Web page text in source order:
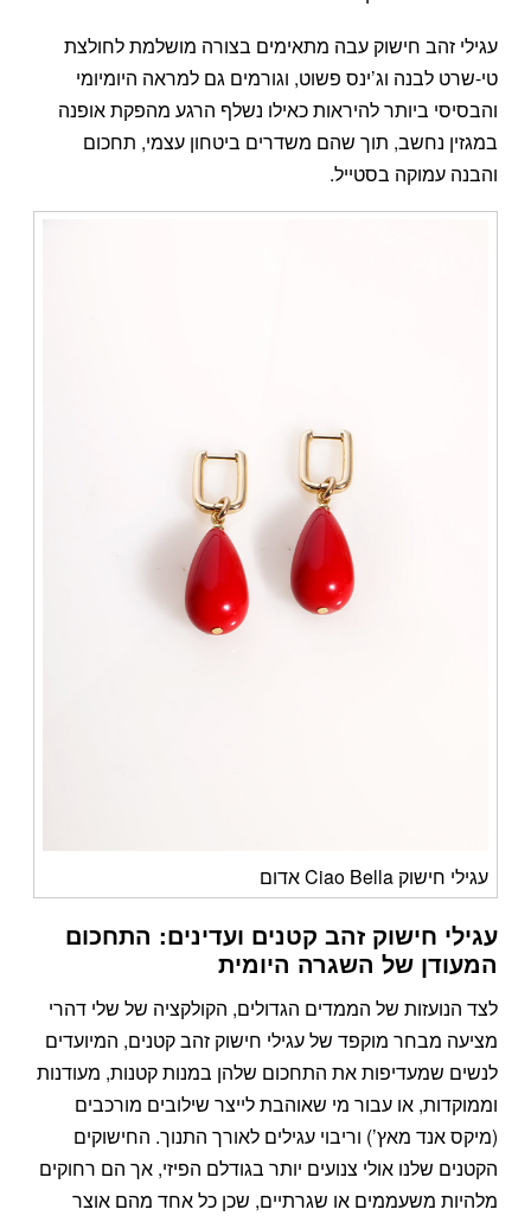
עגילי זהב חישוק עבה מתאימים בצורה מושלמת לחולצת
טי-שרט לבנה וג’ינס פשוט, וגורמים גם למראה היומיומי
והבסיסי ביותר להיראות כאילו נשלף הרגע מהפקת אופנה
במגזין נחשב, תוך שהם משדרים ביטחון עצמי, תחכום
והבנה עמוקה בסטייל.
עגילי חישוק Ciao Bella אדום
עגילי חישוק זהב קטנים ועדינים: התחכום
המעודן של השגרה היומית
לצד הנועזות של הממדים הגדולים, הקולקציה של שלי דהרי
מציעה מבחר מוקפד של עגילי חישוק זהב קטנים, המיועדים
לנשים שמעדיפות את התחכום שלהן במנות קטנות, מעודנות
וממוקדות, או עבור מי שאוהבת לייצר שילובים מורכבים
(מיקס אנד מאץ’) וריבוי עגילים לאורך התנוך. החישוקים
הקטנים שלנו אולי צנועים יותר בגודלם הפיזי, אך הם רחוקים
מלהיות משעממים או שגרתיים, שכן כל אחד מהם אוצר